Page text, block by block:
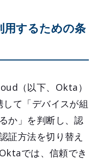
するための条
（以下、Okta）
て「デバイスが組
か」を判断し、認
証方法を切り替え
では、信頼でき